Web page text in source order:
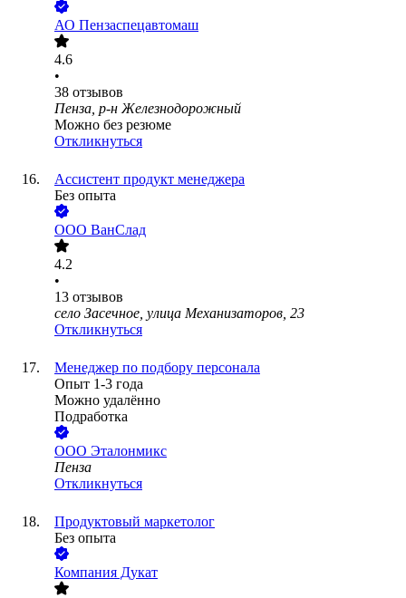
АО Пензаспецавтомаш
4.6
•
38 отзывов
Пенза, р-н Железнодорожный
Можно без резюме
Откликнуться
Ассистент продукт менеджера
Без опыта
ООО ВанСлад
4.2
•
13 отзывов
село Засечное, улица Механизаторов, 23
Откликнуться
Менеджер по подбору персонала
Опыт 1-3 года
Можно удалённо
Подработка
ООО Эталонмикс
Пенза
Откликнуться
Продуктовый маркетолог
Без опыта
Компания Дукат